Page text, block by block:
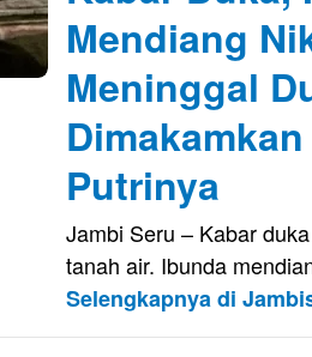
Mendiang
Meninggal
Putrinya
Jambi Seru – Kabar
tanah air. Ibunda
Selengkapnya di